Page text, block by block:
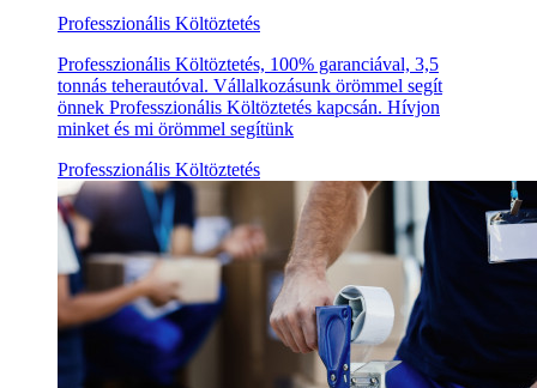
Professzionális Költöztetés
Professzionális Költöztetés, 100% garanciával, 3,5
tonnás teherautóval. Vállalkozásunk örömmel segít
önnek Professzionális Költöztetés kapcsán. Hívjon
minket és mi örömmel segítünk
Professzionális Költöztetés